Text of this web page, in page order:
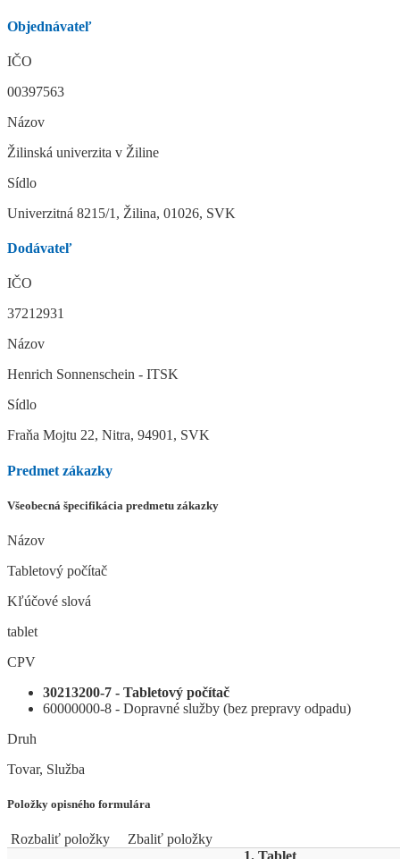
Objednávateľ
IČO
00397563
Názov
Žilinská univerzita v Žiline
Sídlo
Univerzitná 8215/1, Žilina, 01026, SVK
Dodávateľ
IČO
37212931
Názov
Henrich Sonnenschein - ITSK
Sídlo
Fraňa Mojtu 22, Nitra, 94901, SVK
Predmet zákazky
Všeobecná špecifikácia predmetu zákazky
Názov
Tabletový počítač
Kľúčové slová
tablet
CPV
30213200-7 - Tabletový počítač
60000000-8 - Dopravné služby (bez prepravy odpadu)
Druh
Tovar, Služba
Položky opisného formulára
Rozbaliť položky
Zbaliť položky